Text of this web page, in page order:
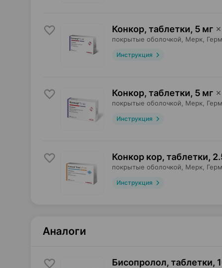
Конкор, таблетки, 5 мг ×
покрытые оболочкой, Мерк ,
Инструкция
Конкор, таблетки, 5 мг ×
покрытые оболочкой, Мерк ,
Инструкция
Конкор кор, таблетки,
покрытые оболочкой, Мерк ,
Инструкция
Аналоги
Бисопролол, таблетки,